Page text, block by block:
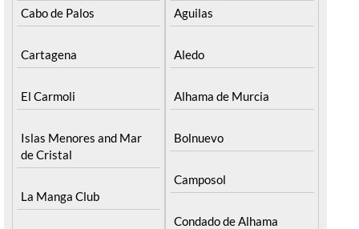
Cabo de Palos
Cartagena
El Carmoli
Islas Menores and Mar
de Cristal
La Manga Club
Aguilas
Aledo
Alhama de Murcia
Bolnuevo
Camposol
Condado de Alhama